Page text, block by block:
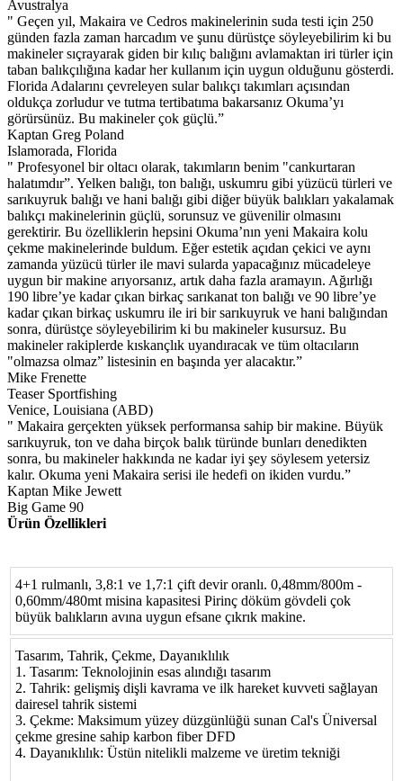
Avustralya
" Geçen yıl, Makaira ve Cedros makinelerinin suda testi için 250
günden fazla zaman harcadım ve şunu dürüstçe söyleyebilirim ki bu
makineler sıçrayarak giden bir kılıç balığını avlamaktan iri türler için
taban balıkçılığına kadar her kullanım için uygun olduğunu gösterdi.
Florida Adalarını çevreleyen sular balıkçı takımları açısından
oldukça zorludur ve tutma tertibatıma bakarsanız Okuma’yı
görürsünüz. Bu makineler çok güçlü.”
Kaptan Greg Poland
Islamorada, Florida
" Profesyonel bir oltacı olarak, takımların benim "cankurtaran
halatımdır”. Yelken balığı, ton balığı, uskumru gibi yüzücü türleri ve
sarıkuyruk balığı ve hani balığı gibi diğer büyük balıkları yakalamak
balıkçı makinelerinin güçlü, sorunsuz ve güvenilir olmasını
gerektirir. Bu özelliklerin hepsini Okuma’nın yeni Makaira kolu
çekme makinelerinde buldum. Eğer estetik açıdan çekici ve aynı
zamanda yüzücü türler ile mavi sularda yapacağınız mücadeleye
uygun bir makine arıyorsanız, artık daha fazla aramayın. Ağırlığı
190 libre’ye kadar çıkan birkaç sarıkanat ton balığı ve 90 libre’ye
kadar çıkan birkaç uskumru ile iri bir sarıkuyruk ve hani balığından
sonra, dürüstçe söyleyebilirim ki bu makineler kusursuz. Bu
makineler rakiplerde kıskançlık uyandıracak ve tüm oltacıların
"olmazsa olmaz” listesinin en başında yer alacaktır.”
Mike Frenette
Teaser Sportfishing
Venice, Louisiana (ABD)
" Makaira gerçekten yüksek performansa sahip bir makine. Büyük
sarıkuyruk, ton ve daha birçok balık türünde bunları denedikten
sonra, bu makineler hakkında ne kadar iyi şey söylesem yetersiz
kalır. Okuma yeni Makaira serisi ile hedefi on ikiden vurdu.”
Kaptan Mike Jewett
Big Game 90
Ürün Özellikleri
4+1 rulmanlı, 3,8:1 ve 1,7:1 çift devir oranlı. 0,48mm/800m -
0,60mm/480mt misina kapasitesi Pirinç döküm gövdeli çok
büyük balıkların avına uygun efsane çıkrık makine.
Tasarım, Tahrik, Çekme, Dayanıklılık
1. Tasarım: Teknolojinin esas alındığı tasarım
2. Tahrik: gelişmiş dişli kavrama ve ilk hareket kuvveti sağlayan
dairesel tahrik sistemi
3. Çekme: Maksimum yüzey düzgünlüğü sunan Cal's Üniversal
çekme gresine sahip karbon fiber DFD
4. Dayanıklılık: Üstün nitelikli malzeme ve üretim tekniği